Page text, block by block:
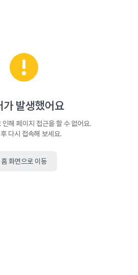
가 발생했어요
인해 페이지 접근을 할 수 없어요.
다시 접속해 보세요.
홈 화면으로 이동